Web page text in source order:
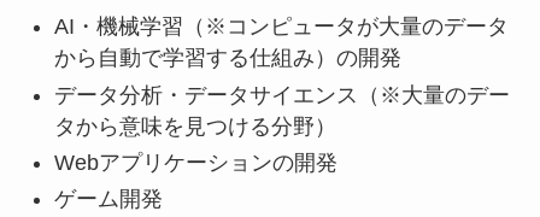
AI・機械学習（※コンピュータが大量のデータ
から自動で学習する仕組み）の開発
データ分析・データサイエンス（※大量のデー
タから意味を見つける分野）
Webアプリケーションの開発
ゲーム開発